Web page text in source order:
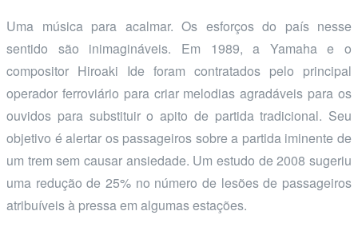
Uma música para acalmar. Os esforços do país nesse
sentido são inimagináveis. Em 1989, a Yamaha e o
compositor Hiroaki Ide foram contratados pelo principal
operador ferroviário para criar melodias agradáveis para os
ouvidos para substituir o apito de partida tradicional. Seu
objetivo é alertar os passageiros sobre a partida iminente de
um trem sem causar ansiedade. Um estudo de 2008 sugeriu
uma redução de 25% no número de lesões de passageiros
atribuíveis à pressa em algumas estações.